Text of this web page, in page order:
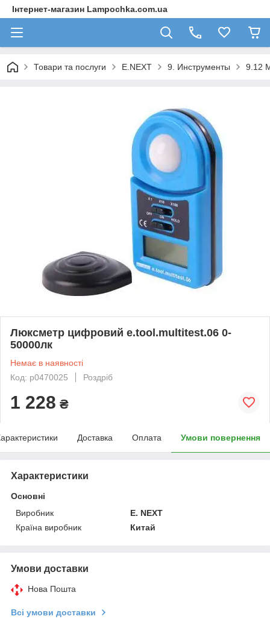
Інтернет-магазин Lampochka.com.ua
Товари та послуги E.NEXT 9. Инструменты 9.12
Люксметр цифровий e.tool.multitest.06 0-
50000лк
Немає в наявності
Код: p0470025
Роздріб
1 228 ₴
Доставка Оплата Умови повернення
Характеристики
Основні
Виробник
E. NEXT
Країна виробник
Китай
Умови доставки
Нова Пошта
Всі умови доставки